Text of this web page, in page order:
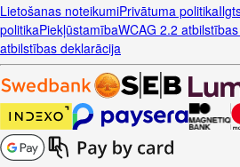
Lietošanas noteikumiPrivātuma politika
politikaPiekļūstamībaWCAG 2.2
atbilstības deklarācija